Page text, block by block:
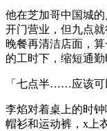
他在芝加哥中国城
开门营业，但九点
晚餐再清洁店面，
的工时下，缩短通勤
「七点半……应该可
李焰对着桌上的时
帽衫和运动裤，x上